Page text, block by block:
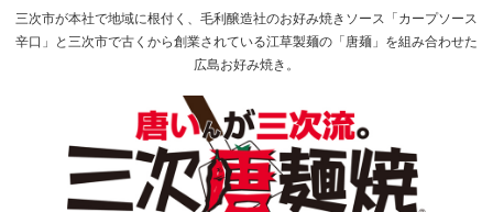
三次市が本社で地域に根付く、毛利醸造社のお好み焼きソース「カープソース
辛口」と三次市で古くから創業されている江草製麺の「唐麺」を組み合わせた
広島お好み焼き。